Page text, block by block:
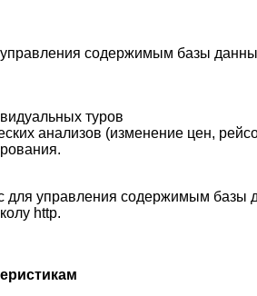
управления содержимым базы
туров
анализов (изменение цен,
управления содержимым базы
http.